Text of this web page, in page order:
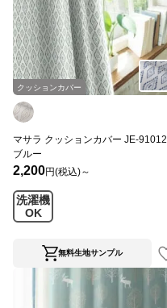
クッションカバー
マサラ クッションカバー JE-91012
ブルー
2,200円(税込)～
洗濯機
OK
無料生地サンプル